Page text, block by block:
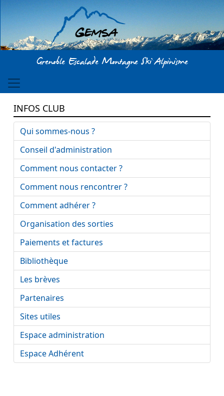
Aller au contenu principal
Grenoble Escalade Montagne Ski Alpinisme
INFOS CLUB
Qui sommes-nous ?
Conseil d'administration
Comment nous contacter ?
Comment nous rencontrer ?
Comment adhérer ?
Organisation des sorties
Paiements et factures
Bibliothèque
Les brèves
Partenaires
Sites utiles
Espace administration
Espace Adhérent